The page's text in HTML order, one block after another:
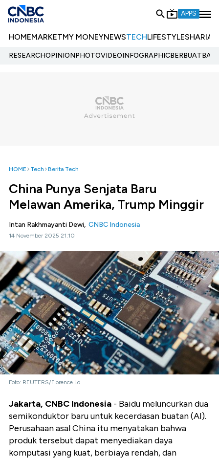
APPS
HOMEMARKETMY MONEYNEWSTECHLIFESTYLESHARIA
RESEARCHOPINIONPHOTOVIDEOINFOGRAPHIC
HOME Tech Berita Tech
China Punya Senjata Baru
Melawan Amerika, Trump Minggir
Intan Rakhmayanti Dewi, CNBC Indonesia
14 November 2025 21:10
Foto: REUTERS/Florence Lo
Jakarta, CNBC Indonesia - Baidu meluncurkan dua
semikonduktor baru untuk kecerdasan buatan (AI).
Perusahaan asal China itu menyatakan bahwa
produk tersebut dapat menyediakan daya
komputasi yang kuat, berbiaya rendah, dan